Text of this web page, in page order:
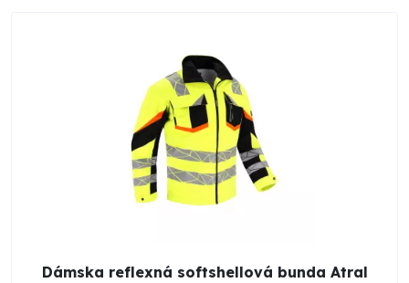
Dámska reflexná softshellová bunda Atral